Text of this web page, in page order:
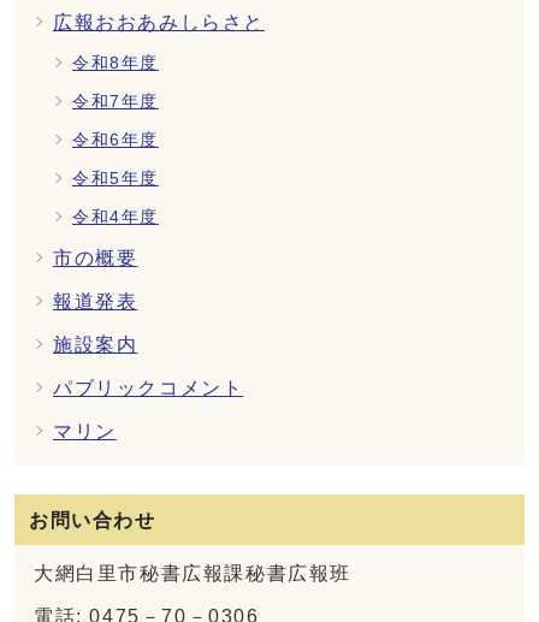
広報おおあみしらさと
令和8年度
令和7年度
令和6年度
令和5年度
令和4年度
市の概要
報道発表
施設案内
パブリックコメント
マリン
お問い合わせ
大網白里市秘書広報課秘書広報班
電話: 0475－70－0306